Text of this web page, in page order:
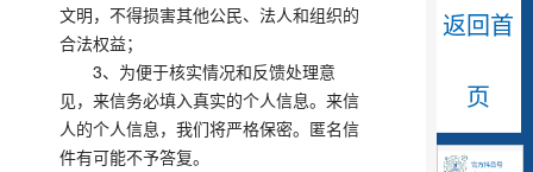
文明，不得损害其他公民、法人和组织的
合法权益；
3、为便于核实情况和反馈处理意
见，来信务必填入真实的个人信息。来信
人的个人信息，我们将严格保密。匿名信
件有可能不予答复。
返回首
页